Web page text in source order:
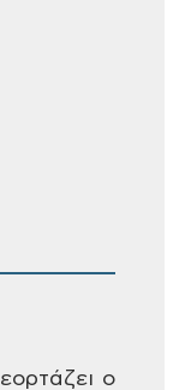
εορτάζει ο